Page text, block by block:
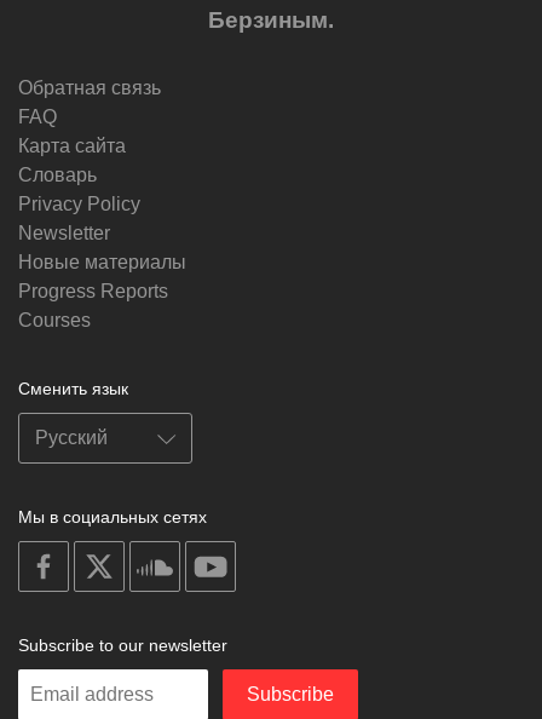
Берзиным.
Обратная связь
FAQ
Карта сайта
Словарь
Privacy Policy
Newsletter
Новые материалы
Progress Reports
Courses
Сменить язык
Мы в социальных сетях
on
facebook
soundcloud
Subscribe to our newsletter
Enter
Subscribe